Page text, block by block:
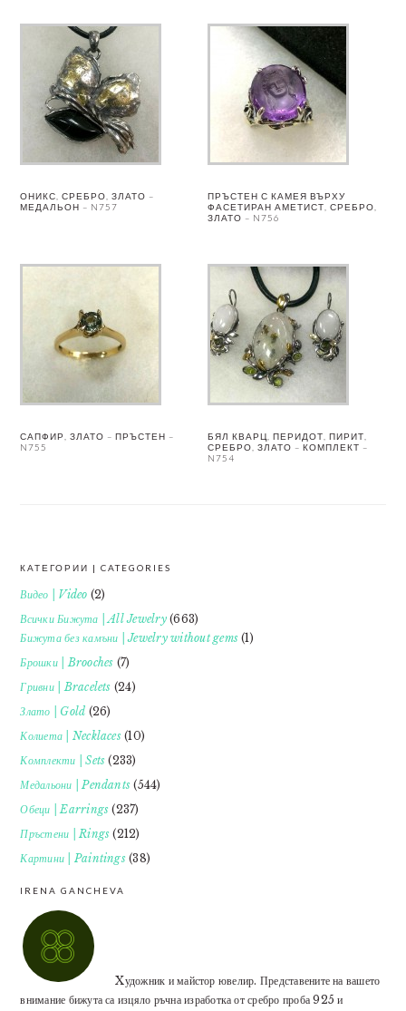
ОНИКС, СРЕБРО, ЗЛАТО –
МЕДАЛЬОН – N757
ПРЪСТЕН С КАМЕЯ ВЪРХУ
ФАСЕТИРАН АМЕТИСТ, СРЕБРО,
ЗЛАТО – N756
САПФИР, ЗЛАТО – ПРЪСТЕН –
N755
БЯЛ КВАРЦ, ПЕРИДОТ, ПИРИТ,
СРЕБРО, ЗЛАТО – КОМПЛЕКТ –
N754
FOOTER
КАТЕГОРИИ | CATEGORIES
Видео | Video (2)
Всички Бижута | All Jewelry(663)
Бижута без камъни | Jewelry without gems (1)
Брошки | Brooches (7)
Гривни | Bracelets (24)
Злато | Gold (26)
Колиета | Necklaces(10)
Комплекти | Sets (233)
Медальони | Pendants (544)
Обеци | Earrings (237)
Пръстени | Rings (212)
Картини | Paintings(38)
IRENA GANCHEVA
Xудожник и майстор ювелир. Представените на вашето
внимание бижута са изцяло ръчна изработка от сребро проба 925 и